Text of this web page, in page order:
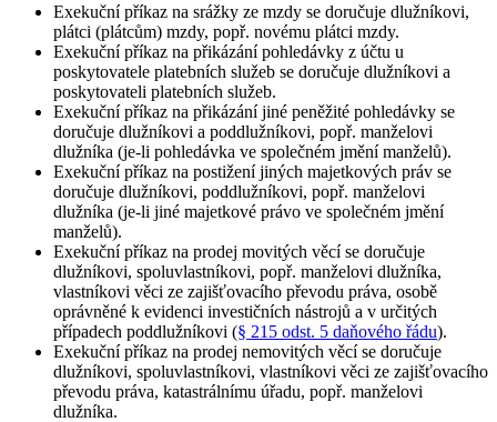
Exekuční příkaz na srážky ze mzdy se doručuje dlužníkovi,
plátci (plátcům) mzdy, popř. novému plátci mzdy.
Exekuční příkaz na přikázání pohledávky z účtu u
poskytovatele platebních služeb se doručuje dlužníkovi a
poskytovateli platebních služeb.
Exekuční příkaz na přikázání jiné peněžité pohledávky se
doručuje dlužníkovi a poddlužníkovi, popř. manželovi
dlužníka (je-li pohledávka ve společném jmění manželů).
Exekuční příkaz na postižení jiných majetkových práv se
doručuje dlužníkovi, poddlužníkovi, popř. manželovi
dlužníka (je-li jiné majetkové právo ve společném jmění
manželů).
Exekuční příkaz na prodej movitých věcí se doručuje
dlužníkovi, spoluvlastníkovi, popř. manželovi dlužníka,
vlastníkovi věci ze zajišťovacího převodu práva, osobě
oprávněné k evidenci investičních nástrojů a v určitých
případech poddlužníkovi (§ 215 odst. 5 daňového řádu).
Exekuční příkaz na prodej nemovitých věcí se doručuje
dlužníkovi, spoluvlastníkovi, vlastníkovi věci ze zajišťovacího
převodu práva, katastrálnímu úřadu, popř. manželovi
dlužníka.